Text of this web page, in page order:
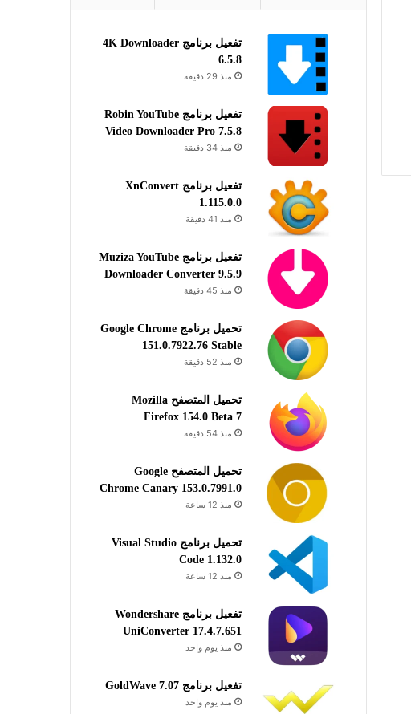
تفعيل برنامج 4K Downloader
6.5.8
منذ 29 دقيقة
تفعيل برنامج Robin YouTube
Video Downloader Pro 7.5.8
منذ 34 دقيقة
تفعيل برنامج XnConvert
1.115.0.0
منذ 41 دقيقة
تفعيل برنامج Muziza YouTube
Downloader Converter 9.5.9
منذ 45 دقيقة
تحميل برنامج Google Chrome
151.0.7922.76 Stable
منذ 52 دقيقة
تحميل المتصفح Mozilla
Firefox 154.0 Beta 7
منذ 54 دقيقة
تحميل المتصفح Google
Chrome Canary 153.0.7991.0
منذ 12 ساعة
تحميل برنامج Visual Studio
Code 1.132.0
منذ 12 ساعة
تفعيل برنامج Wondershare
UniConverter 17.4.7.651
منذ يوم واحد
تفعيل برنامج GoldWave 7.07
منذ يوم واحد